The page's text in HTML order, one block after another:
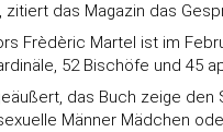
das Magazin das
Frèdèric Martel ist im
52 Bischöfe und 45
das Buch zeige
Männer Mädchen